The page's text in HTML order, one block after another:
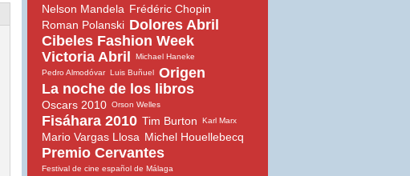
Nelson Mandela Frédéric Chopin
Roman Polanski Dolores Abril
Cibeles Fashion Week
Victoria Abril
Michael Haneke
Pedro Almodóvar Luis Buñuel Origen
La noche de los libros
Oscars 2010 Orson Welles
Fisáhara 2010 Tim Burton Karl Marx
Mario Vargas Llosa Michel Houellebecq
Premio Cervantes
Festival de cine español de Málaga